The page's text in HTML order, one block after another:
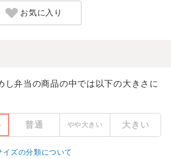
お気に入り
し弁当の商品の中では以下の大きさに
普通 やや大きい 大きい
イズの分類について